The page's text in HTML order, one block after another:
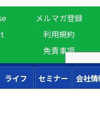
メルマガ登録
利用規約
免責事項
ライフ セミナー 会社